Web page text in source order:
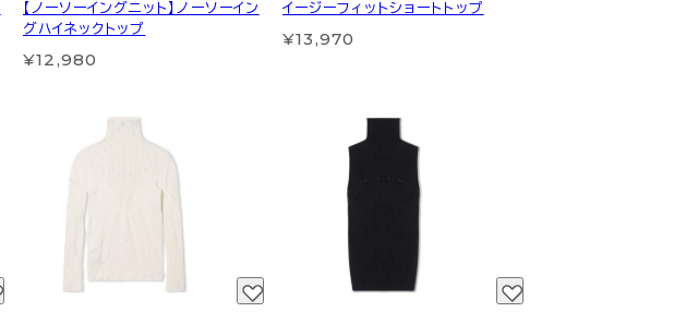
【ノーソーイングニット】ノーソーイン
グハイネックトップ
¥12,980
イージーフィットショートトップ
¥13,970